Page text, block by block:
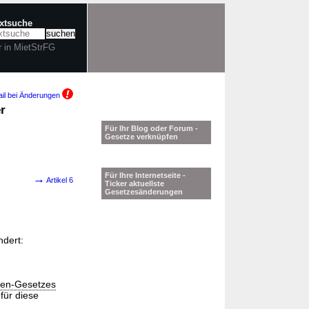
in MietStrFG
bei Änderungen
→ Artikel 6
Gesetzes
diese
Für Ihr Blog oder Forum -
Gesetze verknüpfen
Für Ihre Internetseite -
Ticker aktuellste
Gesetzesänderungen